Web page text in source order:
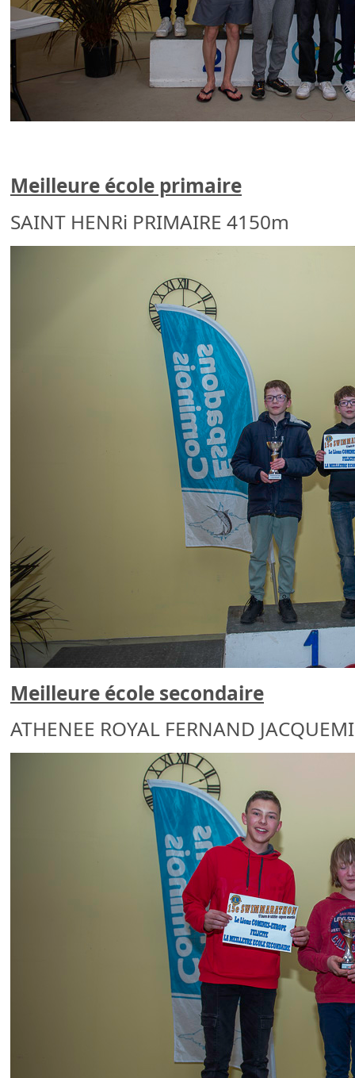
Meilleure école primaire
SAINT HENRi PRIMAIRE 4150m
Meilleure école secondaire
ATHENEE ROYAL FERNAND